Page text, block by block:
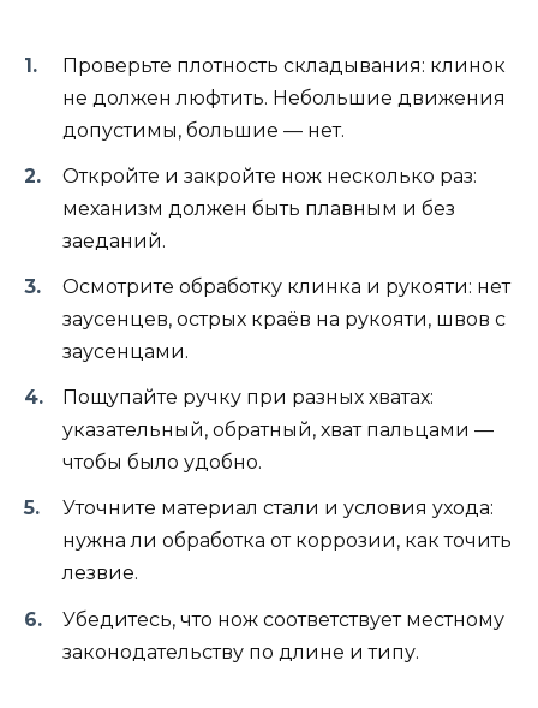
Проверьте плотность складывания: клинок
не должен люфтить. Небольшие движения
допустимы, большие — нет.
Откройте и закройте нож несколько раз:
механизм должен быть плавным и без
заеданий.
Осмотрите обработку клинка и рукояти: нет
заусенцев, острых краёв на рукояти, швов с
заусенцами.
Пощупайте ручку при разных хватах:
указательный, обратный, хват пальцами —
чтобы было удобно.
Уточните материал стали и условия ухода:
нужна ли обработка от коррозии, как точить
лезвие.
Убедитесь, что нож соответствует местному
законодательству по длине и типу.